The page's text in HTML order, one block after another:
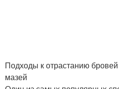
Подходы к отрастанию
мазей